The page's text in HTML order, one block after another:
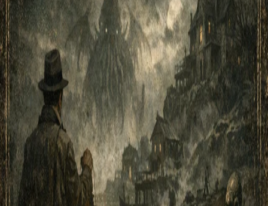
摸到拉莱耶与克苏鲁的低语。适合不了解克苏鲁的新玩家的入
门式多分支冒险。
克苏鲁 调查恐怖多分支
入门
© 2026 姆伊游戏书. 保留所有权利.
v0.9.0
中文
互动小说玩法指南制作互动小说 隐私政策 服务条款 联系我们